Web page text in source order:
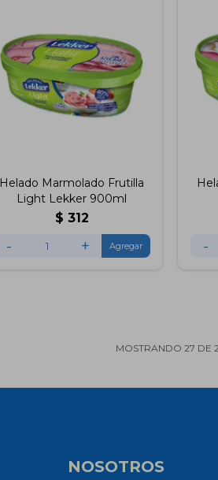
Helado Marmolado Frutilla
Light Lekker 900ml
$ 312
- + -
MOSTRANDO 27 DE
NOSOTROS